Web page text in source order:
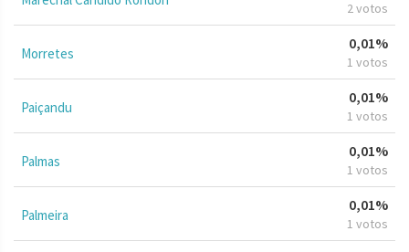
2 votos
Morretes
0,01%
1 votos
Paiçandu
0,01%
1 votos
Palmas
0,01%
1 votos
Palmeira
0,01%
1 votos